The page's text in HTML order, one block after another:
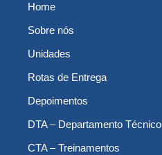
Home
Sobre nós
Unidades
Rotas de Entrega
Depoimentos
DTA – Departamento Técnico
CTA – Treinamentos